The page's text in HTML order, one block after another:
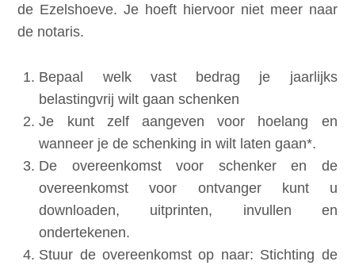
de Ezelshoeve. Je hoeft hiervoor niet meer naar
de notaris.
Bepaal welk vast bedrag je jaarlijks
belastingvrij wilt gaan schenken
Je kunt zelf aangeven voor hoelang en
wanneer je de schenking in wilt laten gaan*.
De overeenkomst voor schenker en de
overeenkomst voor ontvanger kunt u
downloaden, uitprinten, invullen en
ondertekenen.
Stuur de overeenkomst op naar: Stichting de